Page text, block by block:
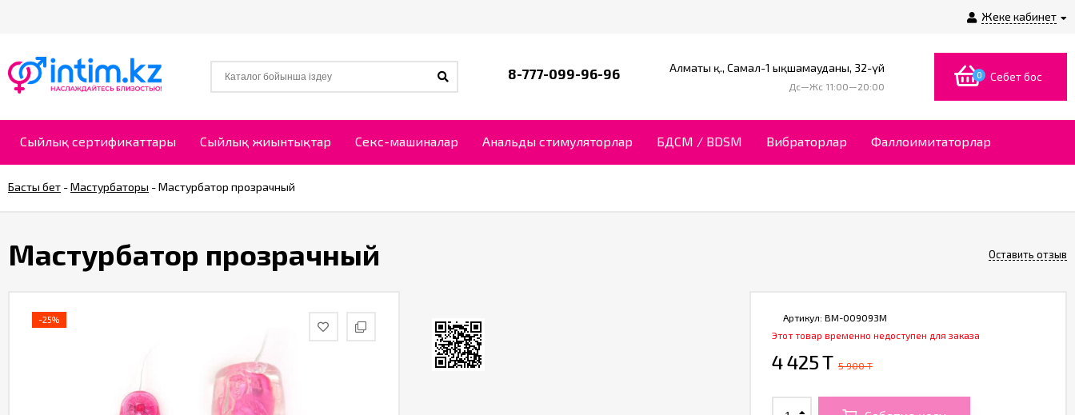
Жеке кабинет
8-777-099-96-96 Алматы қ., Самал-1 ықшамауданы, 32-үй
Дс—Жс 11:00—20:00
0 Себет бос
Сыйлық сертификаттары Сыйлық жиынтықтар Секс-машиналар Анальды стимуляторлар БДСМ / BDSM Вибраторлар Фаллоимитаторлар
Басты бет -Мастурбаторы -Мастурбатор прозрачный
Мастурбатор прозрачный Оставить отзыв
-25% Артикул: BM-009093M
Этот товар временно недоступен для заказа
4 425 T 5 900 T